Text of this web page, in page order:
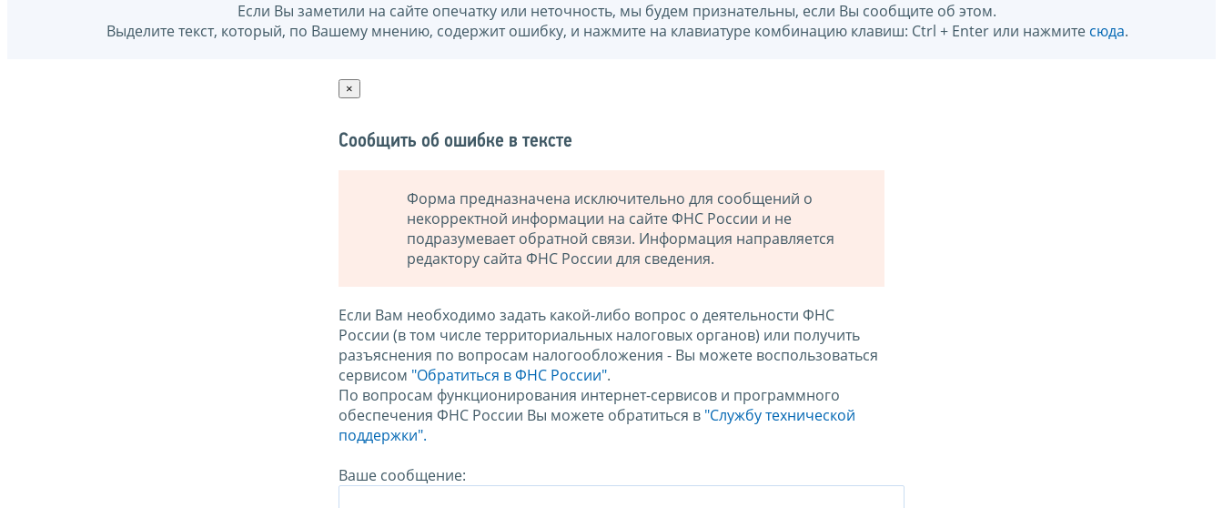
Если Вы заметили на сайте опечатку или неточность, мы будем признательны, если Вы сообщите об этом.
Выделите текст, который, по Вашему мнению, содержит ошибку, и нажмите на клавиатуре комбинацию клавиш: Ctrl + Enter или нажмите сюда.
×
Сообщить об ошибке в тексте
Форма предназначена исключительно для сообщений о
некорректной информации на сайте ФНС России и не
подразумевает обратной связи. Информация направляется
редактору сайта ФНС России для сведения.
Если Вам необходимо задать какой-либо вопрос о деятельности ФНС
России (в том числе территориальных налоговых органов) или получить
разъяснения по вопросам налогообложения - Вы можете воспользоваться
сервисом "Обратиться в ФНС России".
По вопросам функционирования интернет-сервисов и программного
обеспечения ФНС России Вы можете обратиться в "Службу технической
поддержки".
Ваше сообщение: